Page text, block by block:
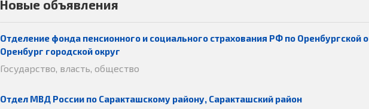
Новые объявления
Отделение фонда пенсионного и социального страхования РФ по Оренбургской
Оренбург городской округ
Государство, власть, общество
Отдел МВД России по Саракташскому району, Саракташский район